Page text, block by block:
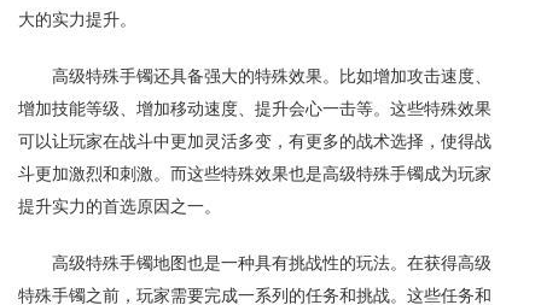
大的实力提升。
高级特殊手镯还具备强大的特殊效果。比如增加攻击速度、
增加技能等级、增加移动速度、提升会心一击等。这些特殊效果
可以让玩家在战斗中更加灵活多变，有更多的战术选择，使得战
斗更加激烈和刺激。而这些特殊效果也是高级特殊手镯成为玩家
提升实力的首选原因之一。
高级特殊手镯地图也是一种具有挑战性的玩法。在获得高级
特殊手镯之前，玩家需要完成一系列的任务和挑战。这些任务和